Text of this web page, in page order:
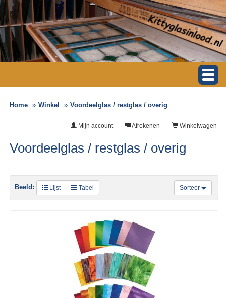
Home Winkel Voordeelglas / restglas / overig
Winkelwagen
Afrekenen
Mijn account
Voordeelglas / restglas / overig
Sorteer
Beeld: Lijst Tabel